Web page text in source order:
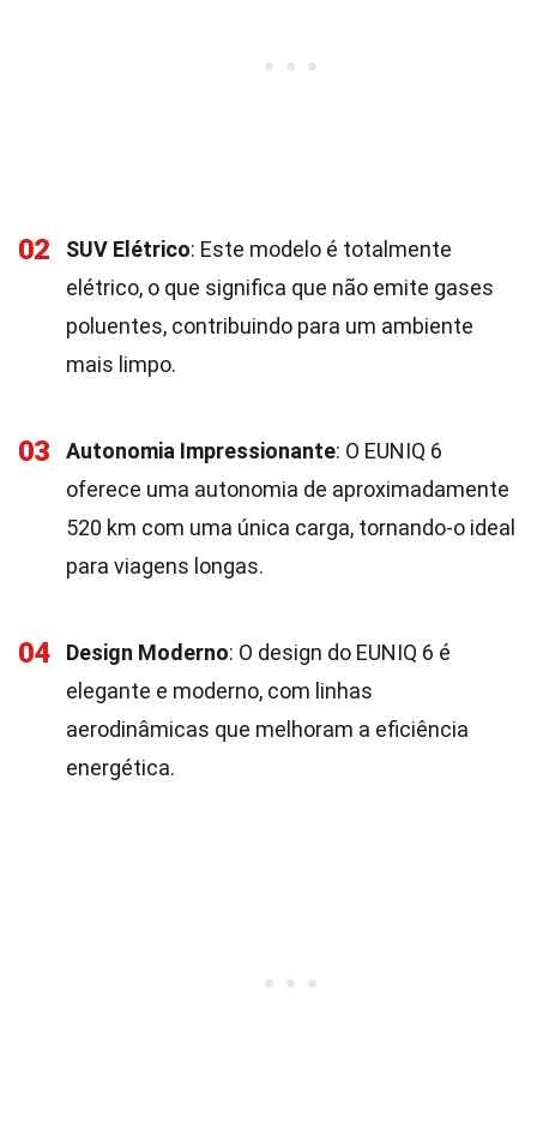
02 SUV Elétrico: Este modelo é totalmente
elétrico, o que significa que não emite gases
poluentes, contribuindo para um ambiente
mais limpo.
03 Autonomia Impressionante: O EUNIQ 6
oferece uma autonomia de aproximadamente
520 km com uma única carga, tornando-o ideal
para viagens longas.
04 Design Moderno: O design do EUNIQ 6 é
elegante e moderno, com linhas
aerodinâmicas que melhoram a eficiência
energética.